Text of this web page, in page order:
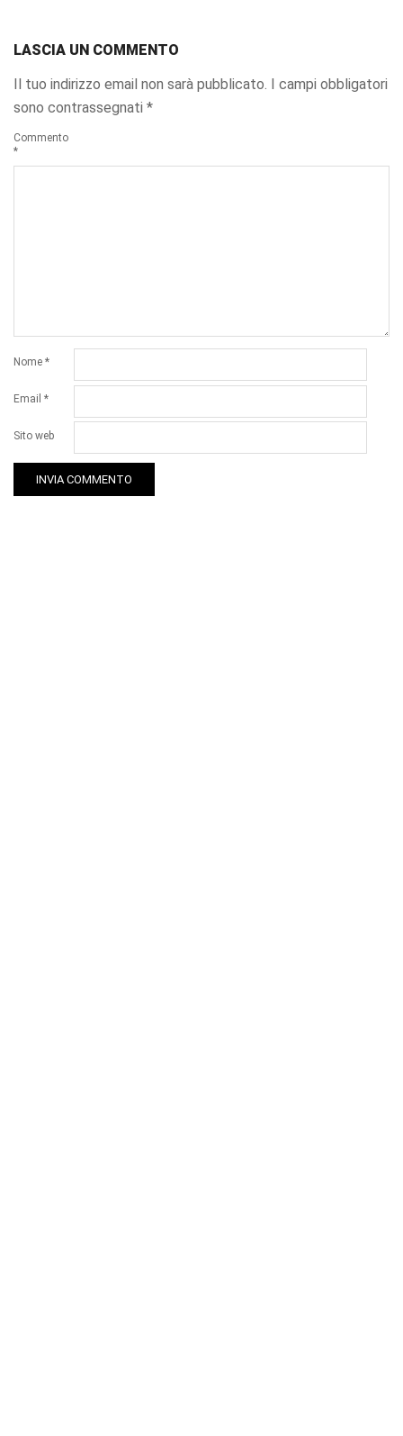
LASCIA UN COMMENTO
Il tuo indirizzo email non sarà pubblicato. I campi obbligatori
sono contrassegnati *
Commento
*
Nome *
Email *
Sito web